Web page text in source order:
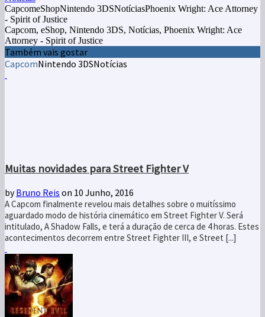
CapcomeShopNintendo 3DSNotíciasPhoenix Wright: Ace Attorney
- Spirit of Justice
Capcom, eShop, Nintendo 3DS, Notícias, Phoenix Wright: Ace
Attorney - Spirit of Justice
Também vais gostar
CapcomNintendo 3DSNotícias
Muitas novidades para Street Fighter V
byBruno Reis on 10 Junho, 2016
A Capcom finalmente revelou mais detalhes sobre o muitíssimo
aguardado modo de história cinemático em Street Fighter V. Será
intitulado, A Shadow Falls, e terá a duração de cerca de 4 horas. Estes
acontecimentos decorrem entre Street Fighter III, e Street [...]